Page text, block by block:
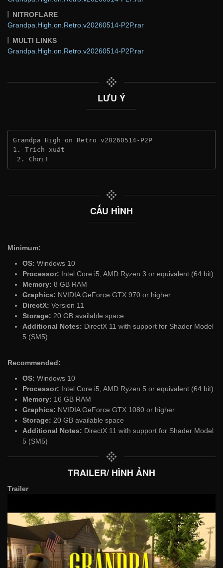
NITROFLARE
Grandpa.High.on.Retro.v20260514-P2P.rar
MULTI LINKS
Grandpa.High.on.Retro.v20260514-P2P.rar
LƯU Ý
Grandpa High on Retro v20260514-P2P
1. Trích xuất
2. Chơi!
CẤU HÌNH
Minimum:
OS: Windows 10
Processor: Intel Core i5, AMD Ryzen 3 or equivalent (64 bit)
Memory: 8 GB RAM
Graphics: NVIDIA GeForce GTX 970 or higher
DirectX: Version 11
Storage: 20 GB available space
Additional Notes: DirectX 11 with support for Shader Model
5 (SM5)
Recommended:
OS: Windows 10
Processor: Intel Core i5, AMD Ryzen 5 or equivalent (64 bit)
Memory: 16 GB RAM
Graphics: NVIDIA GeForce GTX 1080 or higher
Storage: 20 GB available space
Additional Notes: DirectX 11 with support for Shader Model
5 (SM5)
TRAILER/ HÌNH ẢNH
Trailer